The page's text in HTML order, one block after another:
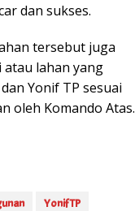
dan sukses.
tersebut juga
lahan yang
Yonif TP sesuai
oleh Komando Atas.
Yonif TP